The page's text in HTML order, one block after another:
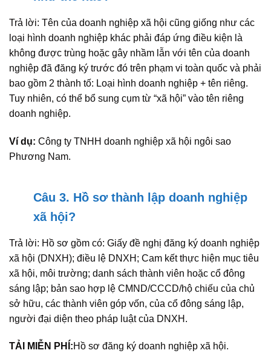
Trả lời: Tên của doanh nghiệp xã hội cũng giống như các
loại hình doanh nghiệp khác phải đáp ứng điều kiện là
không được trùng hoặc gây nhầm lẫn với tên của doanh
nghiệp đã đăng ký trước đó trên phạm vi toàn quốc và phải
bao gồm 2 thành tố: Loại hình doanh nghiệp + tên riêng.
Tuy nhiên, có thể bổ sung cụm từ “xã hội” vào tên riêng
doanh nghiệp.
Ví dụ: Công ty TNHH doanh nghiệp xã hội ngôi sao
Phương Nam.
Câu 3. Hồ sơ thành lập doanh nghiệp
xã hội?
Trả lời: Hồ sơ gồm có: Giấy đề nghị đăng ký doanh nghiệp
xã hội (DNXH); điều lệ DNXH; Cam kết thực hiện mục tiêu
xã hội, môi trường; danh sách thành viên hoặc cổ đông
sáng lập; bản sao hợp lệ CMND/CCCD/hộ chiếu của chủ
sở hữu, các thành viên góp vốn, của cổ đông sáng lập,
người đại diện theo pháp luật của DNXH.
TẢI MIỄN PHÍ:Hồ sơ đăng ký doanh nghiệp xã hội.